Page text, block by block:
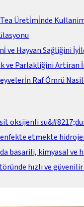
Üreti̇mi̇nde
ve Hayvan Sağliğini
ve Parlakliğini Artiran
Raf Ömrü
oksijenli
etmekte
basarili, kimyasal ve
hızlı ve